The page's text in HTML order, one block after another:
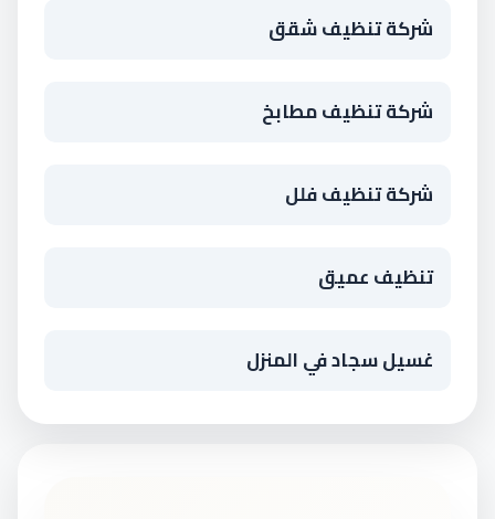
شركة تنظيف شقق
شركة تنظيف مطابخ
شركة تنظيف فلل
تنظيف عميق
غسيل سجاد في المنزل